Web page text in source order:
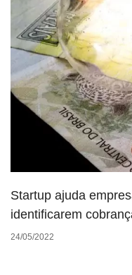
Startup ajuda
identificarem
24/05/2022